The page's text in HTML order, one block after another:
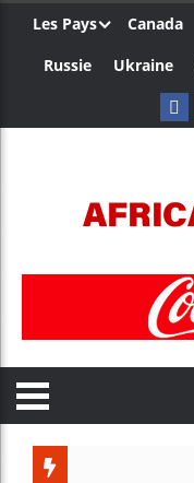
Les Pays Canada
Russie
Ukraine